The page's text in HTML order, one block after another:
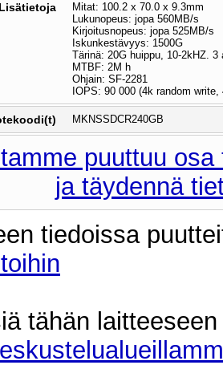
Lisätietoja
Mitat: 100.2 x 70.0 x 9.3mm
Lukunopeus: jopa 560MB/s
Kirjoitusnopeus: jopa 525MB/s
Iskunkestävyys: 1500G
Tärinä: 20G huippu, 10-2kHZ. 3
MTBF: 2M h
Ohjain: SF-2281
IOPS: 90 000 (4k random write,
MKNSSDCR240GB
puuttuu
ja täydennä
tiedoissa
tähän